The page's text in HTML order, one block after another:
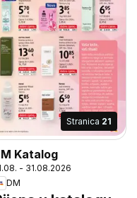
Stranica 21
Katalog
- 31.08.2026
DM